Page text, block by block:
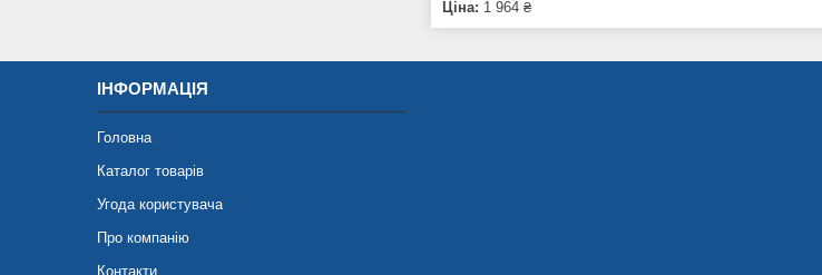
Ціна: 1 964 ₴
ІНФОРМАЦІЯ
Головна
Каталог товарів
Угода користувача
Про компанію
Контакти